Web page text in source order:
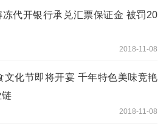
代开银行承兑汇票保证金 被罚20
2018-11-08
文化节即将开宴 千年特色美味竞艳
链
2018-11-08